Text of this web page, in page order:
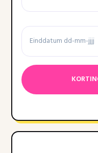
voorwaarden
Einddatum
Datumnotatie:DD
dash
MM
dash